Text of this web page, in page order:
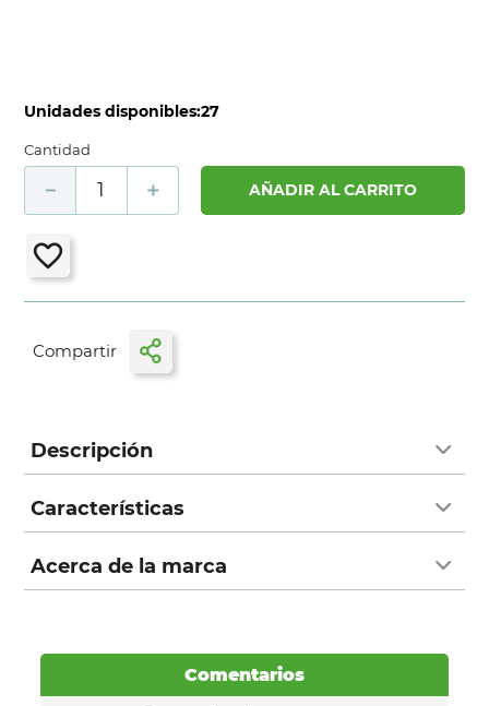
Unidades disponibles:27
Cantidad
＋
－ AÑADIR AL CARRITO
Descripción
Características
Acerca de la marca
Comentarios